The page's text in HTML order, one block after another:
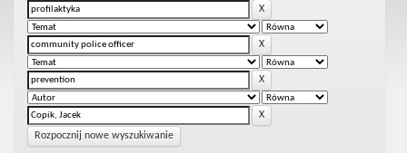
Rozpocznij nowe wyszukiwanie